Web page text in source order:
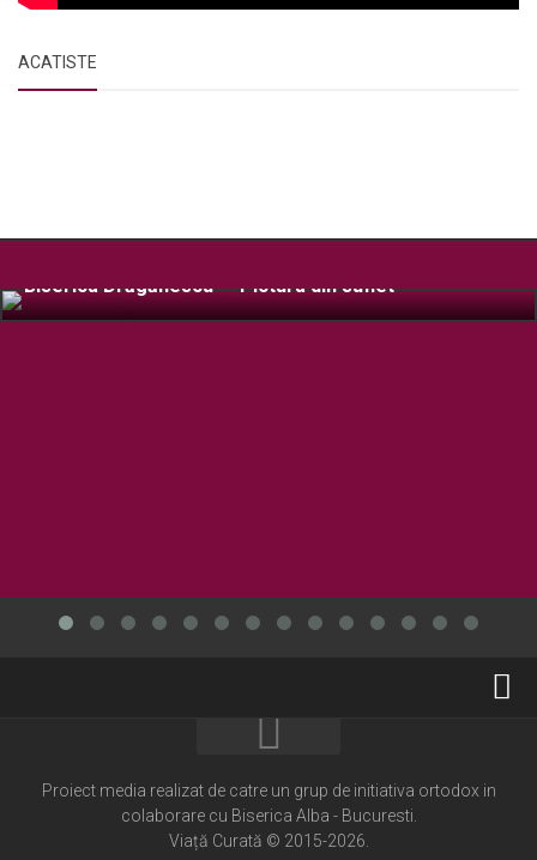
ACATISTE
Biserica Drăgănescu – Pictura din suflet
Cultură creștină
Pateric Atonit
Proiect media realizat de catre un grup de initiativa ortodox in
colaborare cu Biserica Alba - Bucuresti.
Viață Curată © 2015-2026.